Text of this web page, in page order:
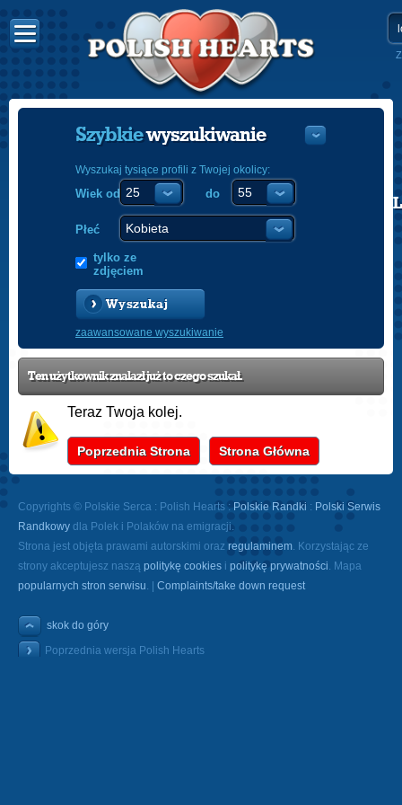
POLISH
Szybkiewyszukiwanie
Wyszukaj tysiące profili z Twojej okolicy:
Wiek od do
Płeć
tylko ze
zdjęciem
Wyszukaj
zaawansowane wyszukiwanie
Ten użytkownik znalazł już to czego szukał.
Teraz Twoja kolej.
Poprzednia Strona Strona Główna
Copyrights © Polskie Serca : Polish Hearts : Polskie Randki : Polski Serwis
Randkowy dla Polek i Polaków na emigracji.
Strona jest objęta prawami autorskimi oraz regulaminem. Korzystając ze
strony akceptujesz naszą politykę cookies i politykę prywatności. Mapa
popularnych stron serwisu. | Complaints/take down request
skok do góry
Poprzednia wersja Polish Hearts